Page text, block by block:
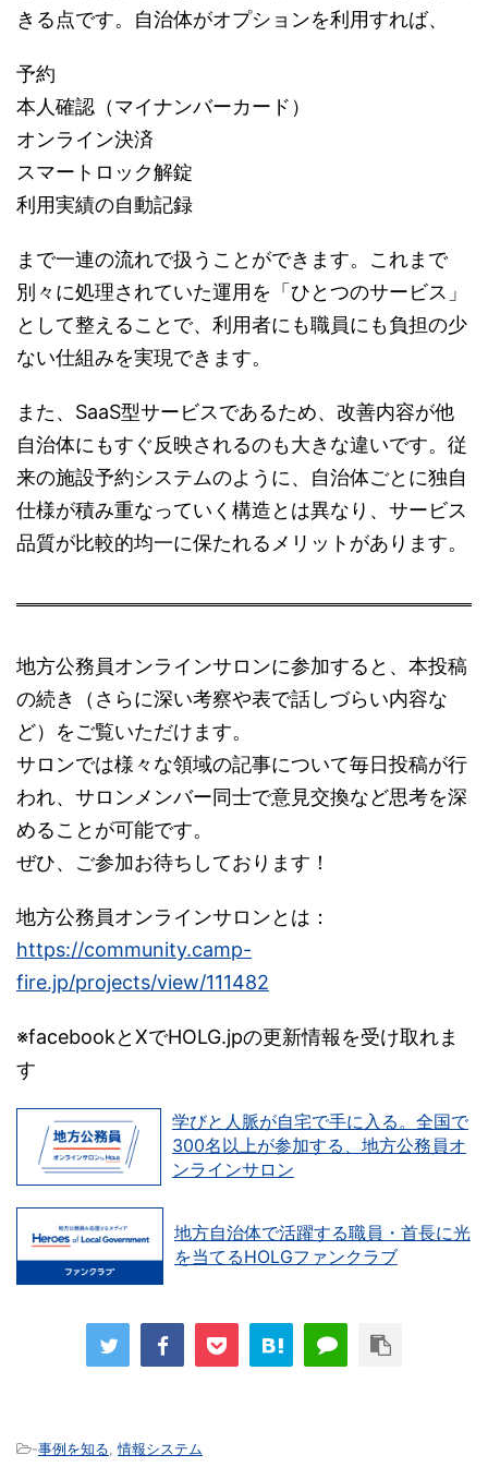
きる点です。自治体がオプションを利用すれば、
予約
本人確認（マイナンバーカード）
オンライン決済
スマートロック解錠
利用実績の自動記録
まで一連の流れで扱うことができます。これまで
別々に処理されていた運用を「ひとつのサービス」
として整えることで、利用者にも職員にも負担の少
ない仕組みを実現できます。
また、SaaS型サービスであるため、改善内容が他
自治体にもすぐ反映されるのも大きな違いです。従
来の施設予約システムのように、自治体ごとに独自
仕様が積み重なっていく構造とは異なり、サービス
品質が比較的均一に保たれるメリットがあります。
地方公務員オンラインサロンに参加すると、本投稿
の続き（さらに深い考察や表で話しづらい内容な
ど）をご覧いただけます。
サロンでは様々な領域の記事について毎日投稿が行
われ、サロンメンバー同士で意見交換など思考を深
めることが可能です。
ぜひ、ご参加お待ちしております！
地方公務員オンラインサロンとは：
https://community.camp-
fire.jp/projects/view/111482
※facebookとXでHOLG.jpの更新情報を受け取れま
す
学びと人脈が自宅で手に入る。全国で
300名以上が参加する、地方公務員オ
ンラインサロン
地方自治体で活躍する職員・首長に光
を当てるHOLGファンクラブ
-事例を知る ,情報システム